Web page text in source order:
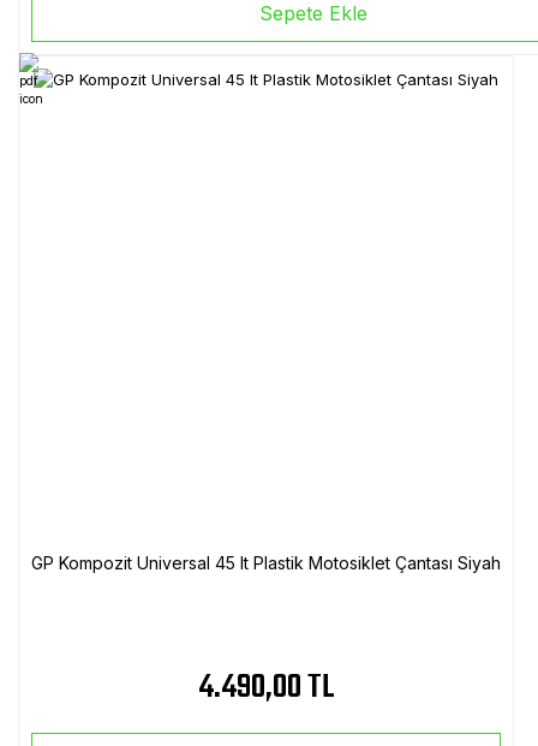
Sepete Ekle
GP Kompozit Universal 45 lt Plastik Motosiklet Çantası Siyah
4.490,00 TL